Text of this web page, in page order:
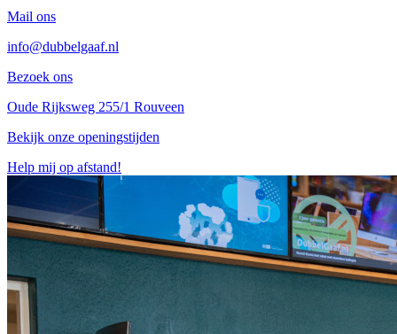
Mail ons
info@dubbelgaaf.nl
Bezoek ons
Oude Rijksweg 255/1 Rouveen
Bekijk onze openingstijden
Help mij op afstand!